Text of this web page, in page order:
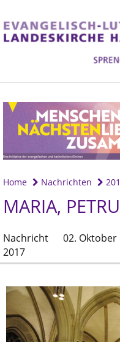
Home Nachrichten
MARIA,
Nachricht
02. Oktober
2017